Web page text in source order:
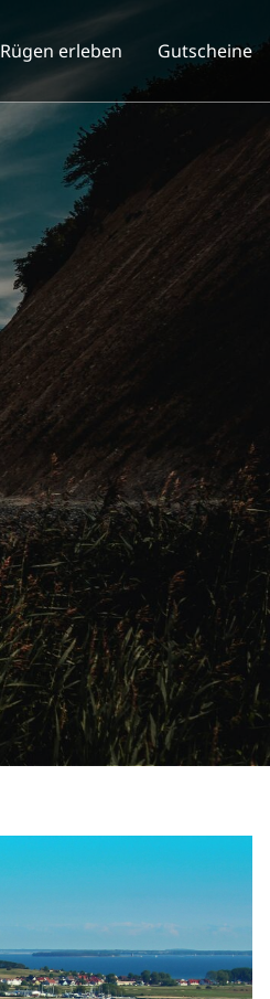
Rügen erleben Gutscheine